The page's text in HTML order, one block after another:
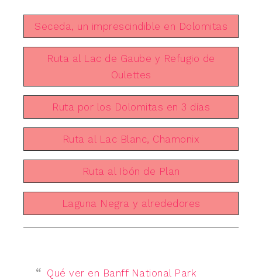
Seceda, un imprescindible en Dolomitas
Ruta al Lac de Gaube y Refugio de
Oulettes
Ruta por los Dolomitas en 3 días
Ruta al Lac Blanc, Chamonix
Ruta al Ibón de Plan
Laguna Negra y alrededores
Qué ver en Banff National Park